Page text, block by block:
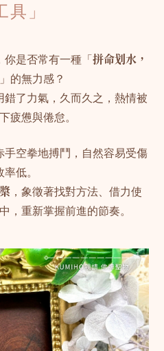
具」
是否常有一種「 拼命划水，
」的無力感？
了力氣，久而久之，熱情被
疲憊與倦怠。
空拳地搏鬥，自然容易受傷
率低。
，象徵著找對方法、借力使
，重新掌握前進的節奏。